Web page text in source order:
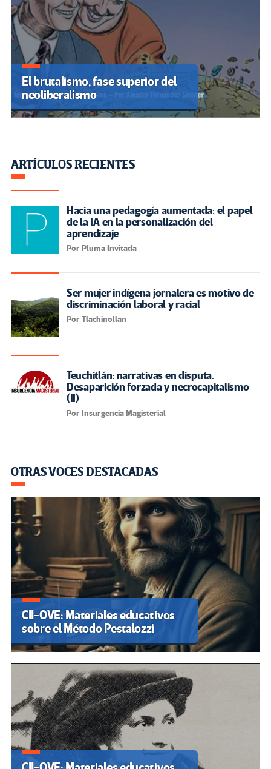
El brutalismo, fase superior del
neoliberalismo
ARTÍCULOS RECIENTES
Hacia una pedagogía aumentada: el papel
de la IA en la personalización del
aprendizaje
Por Pluma Invitada
Ser mujer indígena jornalera es motivo de
discriminación laboral y racial
Por Tlachinollan
Teuchitlán: narrativas en disputa.
Desaparición forzada y necrocapitalismo
(II)
Por Insurgencia Magisterial
OTRAS VOCES DESTACADAS
CII-OVE: Materiales educativos
sobre el Método Pestalozzi